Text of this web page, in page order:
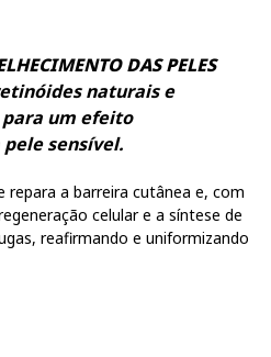
DAS PELES
naturais e
um efeito
sensível.
repara a barreira cutânea e, com
celular e a síntese de
reafirmando e uniformizando